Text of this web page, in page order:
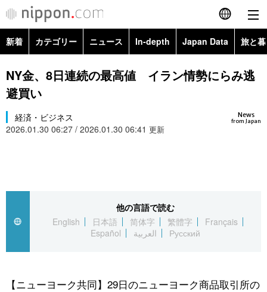
English
简体字
Русский
カテゴリー
国際
社会
文化
アーカイブ
Japan Data
旅と暮らし
動画/Live
新着 カテゴリー ニュース In-depth Japan Data 旅と
政治・外交
経済・ビジネス
国際・海外
文化
科学・技術
暮らし
スポーツ・東京2020
Topics
NY金、8日連続の最高値 イラン情勢にらみ逃
避買い
News
from Japan
経済・ビジネス
2026.01.30 06:27 / 2026.01.30 06:41 更新
他の言語で読む
English
日本語 简体字 繁體字
Français
Español
العربية Русский
【ニューヨーク共同】29日のニューヨーク商品取引所の